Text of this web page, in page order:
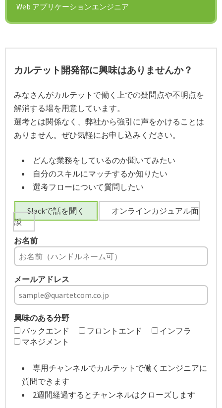
Web アプリケーションエンジニア
カルテット開発部に興味はありませんか？
みなさんがカルテットで働く上での疑問点や不明点を
解消する場を用意しています。
選考とは関係なく、弊社から強引に声をかけることは
ありません。ぜひ気軽にお申し込みください。
どんな業務をしているのか聞いてみたい
自分のスキルにマッチするか知りたい
選考フローについて質問したい
Slackで話を聞く
オンラインカジュアル面
談
お名前
メールアドレス
興味のある分野
バックエンド
フロントエンド
インフラ
マネジメント
専用チャンネルでカルテットで働くエンジニアに
質問できます
2週間経過するとチャンネルはクローズします